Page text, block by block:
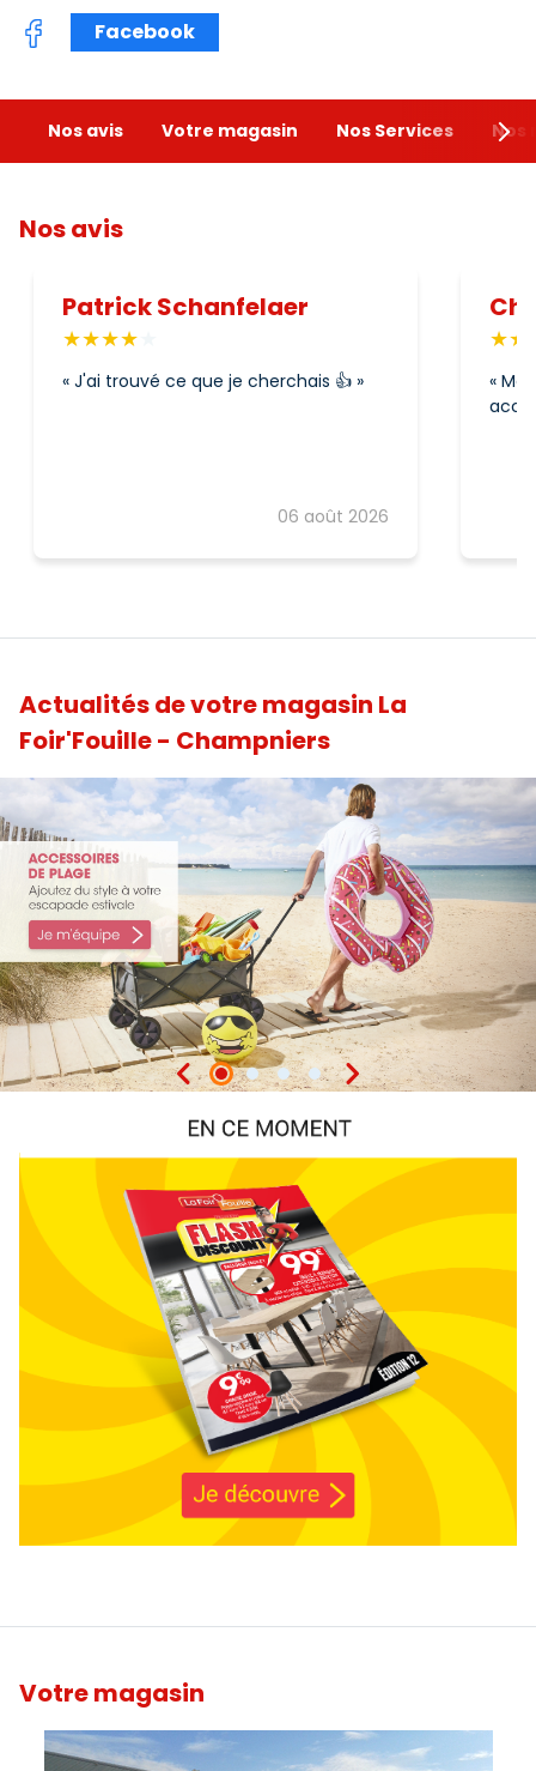
Facebook
Nos avis Votre magasin Nos Services Nos
Nos avis
Patrick Schanfelaer
06 août 2026
J'ai trouvé ce que je cherchais 👍
Actualités de votre magasin La
Foir'Fouille - Champniers
Votre magasin